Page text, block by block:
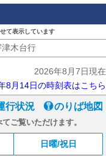
て表示しています
木台行
2026年8月7日現在
8月14日の時刻表はこちら
行状況 のりば地図
ご覧いただけます。
日曜/祝日